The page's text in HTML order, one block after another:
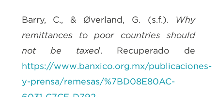
Barry, C., & Øverland, G. (s.f.). Why
remittances to poor countries should
not be taxed. Recuperado de
https://www.banxico.org.mx/publicaciones-
y-prensa/remesas/%7BD08E80AC-